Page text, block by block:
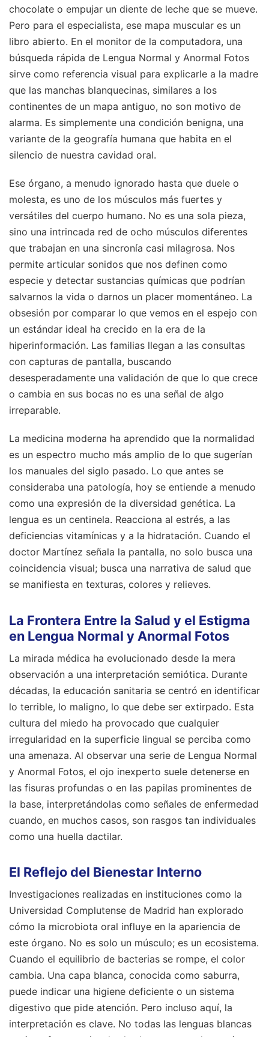
chocolate o empujar un diente de leche que se mueve.
Pero para el especialista, ese mapa muscular es un
libro abierto. En el monitor de la computadora, una
búsqueda rápida de Lengua Normal y Anormal Fotos
sirve como referencia visual para explicarle a la madre
que las manchas blanquecinas, similares a los
continentes de un mapa antiguo, no son motivo de
alarma. Es simplemente una condición benigna, una
variante de la geografía humana que habita en el
silencio de nuestra cavidad oral.
Ese órgano, a menudo ignorado hasta que duele o
molesta, es uno de los músculos más fuertes y
versátiles del cuerpo humano. No es una sola pieza,
sino una intrincada red de ocho músculos diferentes
que trabajan en una sincronía casi milagrosa. Nos
permite articular sonidos que nos definen como
especie y detectar sustancias químicas que podrían
salvarnos la vida o darnos un placer momentáneo. La
obsesión por comparar lo que vemos en el espejo con
un estándar ideal ha crecido en la era de la
hiperinformación. Las familias llegan a las consultas
con capturas de pantalla, buscando
desesperadamente una validación de que lo que crece
o cambia en sus bocas no es una señal de algo
irreparable.
La medicina moderna ha aprendido que la normalidad
es un espectro mucho más amplio de lo que sugerían
los manuales del siglo pasado. Lo que antes se
consideraba una patología, hoy se entiende a menudo
como una expresión de la diversidad genética. La
lengua es un centinela. Reacciona al estrés, a las
deficiencias vitamínicas y a la hidratación. Cuando el
doctor Martínez señala la pantalla, no solo busca una
coincidencia visual; busca una narrativa de salud que
se manifiesta en texturas, colores y relieves.
La Frontera Entre la Salud y el Estigma
en Lengua Normal y Anormal Fotos
La mirada médica ha evolucionado desde la mera
observación a una interpretación semiótica. Durante
décadas, la educación sanitaria se centró en identificar
lo terrible, lo maligno, lo que debe ser extirpado. Esta
cultura del miedo ha provocado que cualquier
irregularidad en la superficie lingual se perciba como
una amenaza. Al observar una serie de Lengua Normal
y Anormal Fotos, el ojo inexperto suele detenerse en
las fisuras profundas o en las papilas prominentes de
la base, interpretándolas como señales de enfermedad
cuando, en muchos casos, son rasgos tan individuales
como una huella dactilar.
El Reflejo del Bienestar Interno
Investigaciones realizadas en instituciones como la
Universidad Complutense de Madrid han explorado
cómo la microbiota oral influye en la apariencia de
este órgano. No es solo un músculo; es un ecosistema.
Cuando el equilibrio de bacterias se rompe, el color
cambia. Una capa blanca, conocida como saburra,
puede indicar una higiene deficiente o un sistema
digestivo que pide atención. Pero incluso aquí, la
interpretación es clave. No todas las lenguas blancas